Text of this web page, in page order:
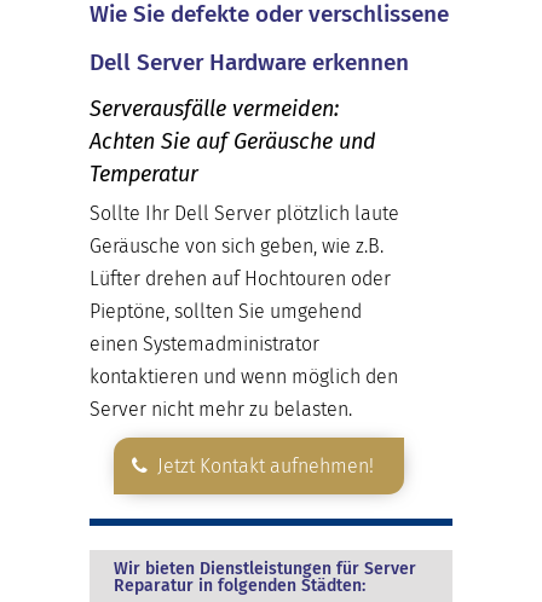
Wie Sie defekte oder verschlissene
Dell Server Hardware erkennen
Serverausfälle vermeiden:
Achten Sie auf Geräusche und
Temperatur
Sollte Ihr Dell Server plötzlich laute
Geräusche von sich geben, wie z.B.
Lüfter drehen auf Hochtouren oder
Pieptöne, sollten Sie umgehend
einen Systemadministrator
kontaktieren und wenn möglich den
Server nicht mehr zu belasten.
Jetzt Kontakt aufnehmen!
Wir bieten Dienstleistungen für Server
Reparatur in folgenden Städten: